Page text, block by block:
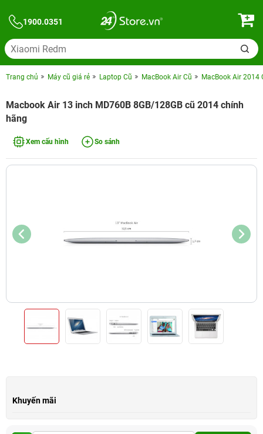
1900.0351
Trang chủ Máy cũ giá rẻ Laptop Cũ MacBook Air Cũ MacBook Air 2014
Macbook Air 13 inch MD760B 8GB/128GB cũ 2014 chính
hãng
Xem cấu hình So sánh
Khuyến mãi